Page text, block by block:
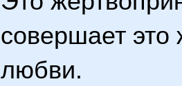
совершает
любви.